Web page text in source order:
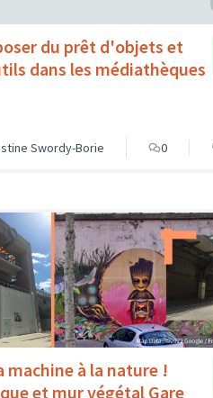
du prêt d'objets et
dans les médiathèques
Swordy-Borie 0
machine à la nature !
et mur végétal Gare